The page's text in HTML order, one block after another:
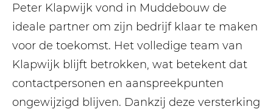
Peter Klapwijk vond in Muddebouw de
ideale partner om zijn bedrijf klaar te maken
voor de toekomst. Het volledige team van
Klapwijk blijft betrokken, wat betekent dat
contactpersonen en aanspreekpunten
ongewijzigd blijven. Dankzij deze versterking